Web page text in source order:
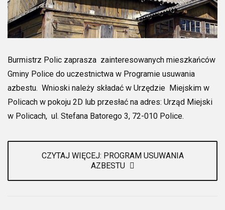
Burmistrz Polic zaprasza zainteresowanych mieszkańców
Gminy Police do uczestnictwa w Programie usuwania
azbestu. Wnioski należy składać w Urzędzie Miejskim w
Policach w pokoju 2D lub przesłać na adres: Urząd Miejski
w Policach, ul. Stefana Batorego 3, 72-010 Police.
CZYTAJ WIĘCEJ: PROGRAM USUWANIA
AZBESTU